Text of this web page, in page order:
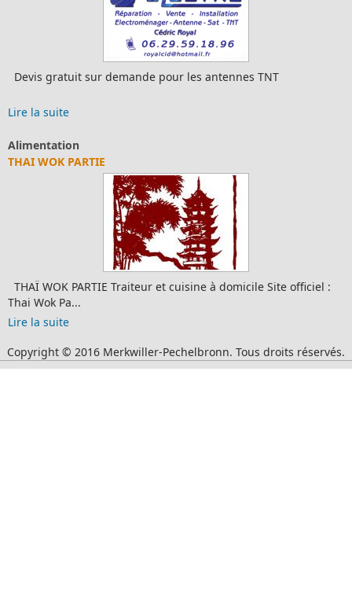
Devis gratuit sur demande pour les antennes TNT
Lire la suite
Alimentation
THAI WOK PARTIE
THAÏ WOK PARTIE Traiteur et cuisine à domicile Site officiel :
Thai Wok Pa...
Lire la suite
Copyright © 2016 Merkwiller-Pechelbronn. Tous droits réservés.